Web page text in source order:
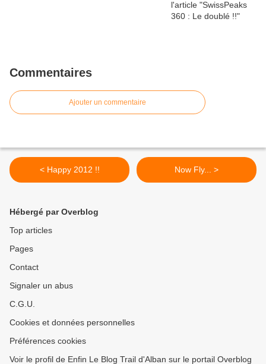
Commentaires
Ajouter un commentaire
< Happy 2012 !! Now Fly... >
Hébergé par Overblog
Top articles
Pages
Contact
Signaler un abus
C.G.U.
Cookies et données personnelles
Préférences cookies
Voir le profil de Enfin Le Blog Trail d'Alban sur le portail Overblog